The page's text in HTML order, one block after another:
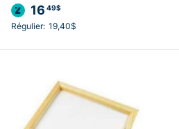
16 49$
Régulier: 19,40$